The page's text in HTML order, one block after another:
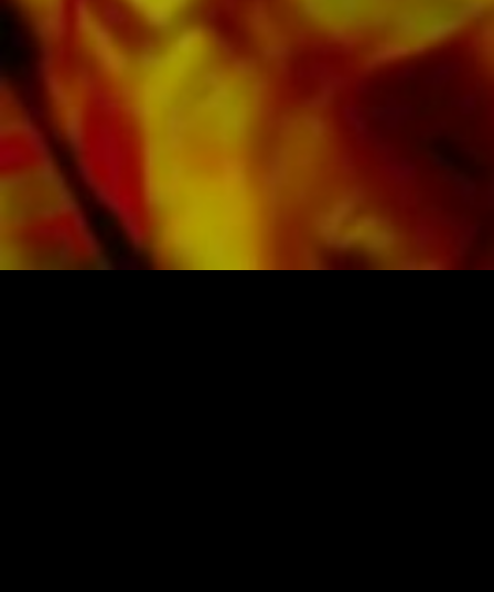
gängigen Portalen von Apple, Amazon,
Google, Spotify und weiteren Anbietern
weltweit erhältlich.
Alle Noten von Obrasso werden auf
hochwertigem Papier produziert. Das leicht
gelbliche Notenpapier bietet einen guten
Kontrast und schont die Augen bei schwierigen
Lichtverhältnissen. Die Lieferung für
Privatkunden weltweit erfolgt ohne